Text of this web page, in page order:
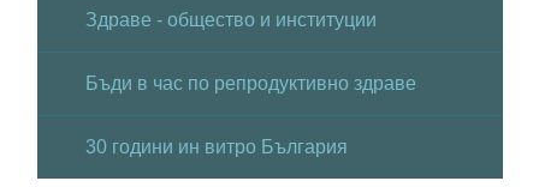
Здраве - общество и институции
Бъди в час по репродуктивно здраве
30 години ин витро България